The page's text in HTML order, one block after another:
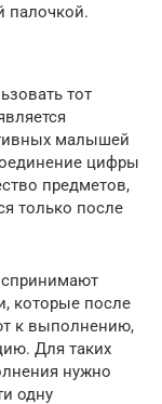
палочкой.
тот
малышей
цифры
предметов,
только после
которые после
к выполнению,
Для таких
нужно
одну